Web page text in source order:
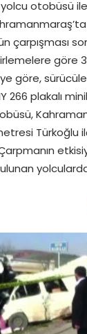
otobüsü
çarpışması
göre
göre,
266 plakalı
Türkoğlu